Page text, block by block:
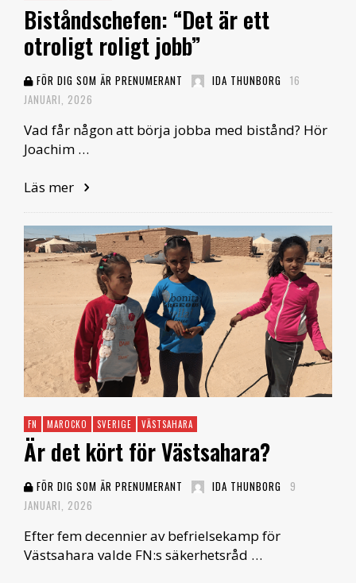
Biståndschefen: “Det är ett
otroligt roligt jobb”
FÖR DIG SOM ÄR PRENUMERANT IDA THUNBORG 16
JANUARI, 2026
Vad får någon att börja jobba med bistånd? Hör
Joachim …
Läs mer
FN MAROCKO SVERIGE VÄSTSAHARA
Är det kört för Västsahara?
FÖR DIG SOM ÄR PRENUMERANT IDA THUNBORG
9
JANUARI, 2026
Efter fem decennier av befrielsekamp för
Västsahara valde FN:s säkerhetsråd …